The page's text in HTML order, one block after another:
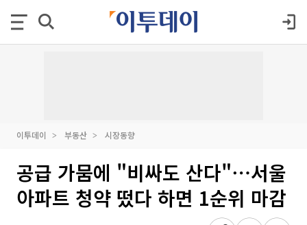
이투데이 부동산 시장동향
공급 가뭄에 "비싸도 산다"⋯서울
아파트 청약 떴다 하면 1순위 마감